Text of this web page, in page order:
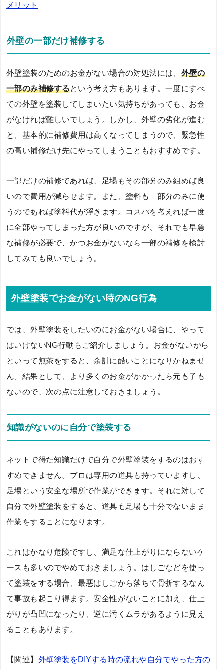
メリット
外壁の一部だけ補修する
外壁塗装のためのお金がない場合の対処法には、 外壁の
一部のみ補修するという考え方もあります。一度にすべ
ての外壁を塗装してしまいたい気持ちがあっても、お金
がなければ難しいでしょう。しかし、外壁の劣化が進む
と、基本的に補修費用は高くなってしまうので、緊急性
の高い補修だけ先にやってしまうこともおすすめです。
一部だけの補修であれば、足場もその部分のみ組めば良
いので費用が減らせます。また、塗料も一部分のみに使
うのであれば塗料代が浮きます。コスパを考えれば一度
に全部やってしまった方が良いのですが、それでも早急
な補修が必要で、かつお金がないなら一部の補修を検討
してみても良いでしょう。
外壁塗装でお金がない時のNG行為
では、外壁塗装をしたいのにお金がない場合に、やって
はいけないNG行動もご紹介しましょう。お金がないから
といって無茶をすると、余計に酷いことになりかねませ
ん。結果として、より多くのお金がかかったら元も子も
ないので、次の点に注意しておきましょう。
知識がないのに自分で塗装する
ネットで得た知識だけで自分で外壁塗装をするのはおす
すめできません。プロは専用の道具も持っていますし、
足場という安全な場所で作業ができます。それに対して
自分で外壁塗装をすると、道具も足場も十分でないまま
作業をすることになります。
これはかなり危険ですし、満足な仕上がりにならないケ
ースも多いのでやめておきましょう。はしごなどを使っ
て塗装をする場合、最悪はしごから落ちて骨折するなん
て事故も起こり得ます。安全性がないことに加え、仕上
がりが凸凹になったり、逆に汚くムラがあるように見え
ることもあります。
【関連】 外壁塗装をDIYする時の流れや自分でやった方の